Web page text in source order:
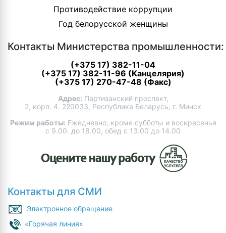
Противодействие коррупции
Год белорусской женщины
Контакты Министерства промышленности:
(+375 17) 382-11-04
(+375 17) 382-11-96 (Канцелярия)
(+375 17) 270-47-48 (Факс)
Адрес: Партизанский проспект,
2, корп. 4. 220033, Республика Беларусь, г. Минск
Режим работы: Ежедневно, кроме субботы и воскресенья
с 9.00. до 18.00, обед с 13.00 до 14.00
Контакты для СМИ
Электронное обращение
«Горячая линия»